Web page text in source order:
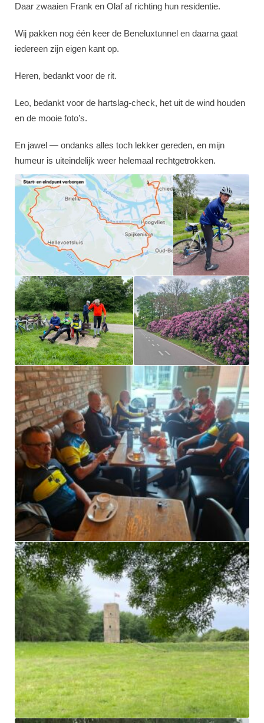
Daar zwaaien Frank en Olaf af richting hun residentie.
Wij pakken nog één keer de Beneluxtunnel en daarna gaat
iedereen zijn eigen kant op.
Heren, bedankt voor de rit.
Leo, bedankt voor de hartslag‑check, het uit de wind houden
en de mooie foto’s.
En jawel — ondanks alles toch lekker gereden, en mijn
humeur is uiteindelijk weer helemaal rechtgetrokken.